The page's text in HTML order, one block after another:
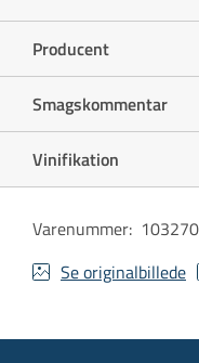
Producent
Smagskommentar
Vinifikation
Varenummer:
Se originalbillede